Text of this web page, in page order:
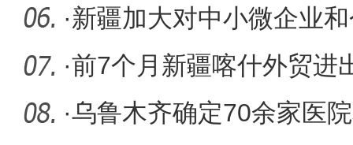
间开展跨
·新疆加大对中小微企业
困力度
·前7个月新疆喀什外贸进
·乌鲁木齐确定70余家医